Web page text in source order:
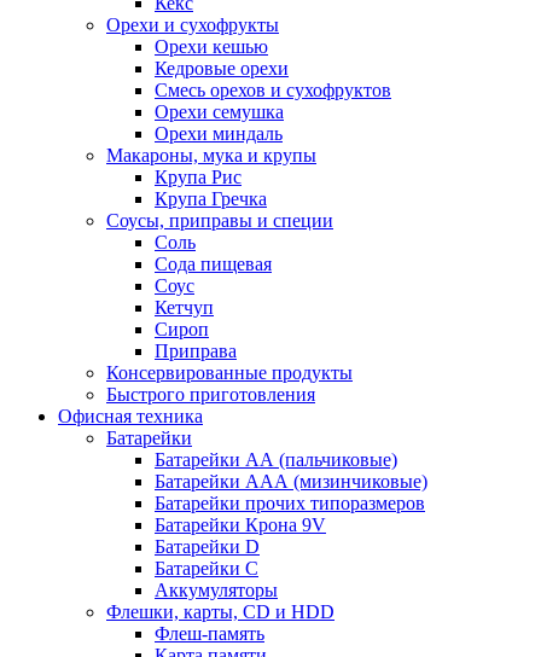
Орехи и сухофрукты
Орехи кешью
Кедровые орехи
Смесь орехов и сухофруктов
Орехи семушка
Орехи миндаль
Макароны, мука и крупы
Крупа Рис
Крупа Гречка
Соусы, приправы и специи
Соль
Сода пищевая
Соус
Кетчуп
Сироп
Приправа
Консервированные продукты
Быстрого приготовления
Офисная техника
Батарейки
Батарейки АА (пальчиковые)
Батарейки ААА (мизинчиковые)
Батарейки прочих типоразмеров
Батарейки Крона 9V
Батарейки D
Батарейки С
Аккумуляторы
Флешки, карты, CD и HDD
Флеш-память